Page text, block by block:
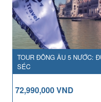
TOUR ĐÔNG ÂU 5 NƯỚC:
SÉC
72,990,000 VND